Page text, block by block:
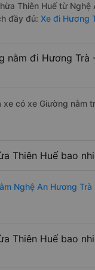
Thiên Huế từ
đầy đủ: Xe đi Hương
nằm đi Hương Trà
có xe Giường nằm
Thiên Huế bao
Nghệ An Hương
Thiên Huế bao